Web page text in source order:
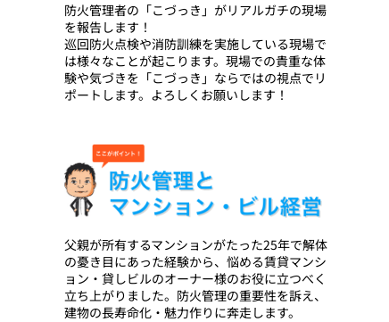
防火管理者の「こづっき」がリアルガチの現場
を報告します！
巡回防火点検や消防訓練を実施している現場で
は様々なことが起こります。現場での貴重な体
験や気づきを「こづっき」ならではの視点でリ
ポートします。よろしくお願いします！
父親が所有するマンションがたった25年で解体
の憂き目にあった経験から、悩める賃貸マンシ
ョン・貸しビルのオーナー様のお役に立つべく
立ち上がりました。防火管理の重要性を訴え、
建物の長寿命化・魅力作りに奔走します。